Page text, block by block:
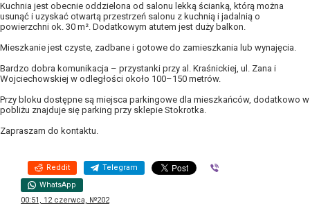
Kuchnia jest obecnie oddzielona od salonu lekką ścianką, którą można
usunąć i uzyskać otwartą przestrzeń salonu z kuchnią i jadalnią o
powierzchni ok. 30 m². Dodatkowym atutem jest duży balkon.
Mieszkanie jest czyste, zadbane i gotowe do zamieszkania lub wynajęcia.
Bardzo dobra komunikacja – przystanki przy al. Kraśnickiej, ul. Zana i
Wojciechowskiej w odległości około 100–150 metrów.
Przy bloku dostępne są miejsca parkingowe dla mieszkańców, dodatkowo w
pobliżu znajduje się parking przy sklepie Stokrotka.
Zapraszam do kontaktu.
Reddit Telegram
WhatsApp
00:51, 12 czerwca, №202